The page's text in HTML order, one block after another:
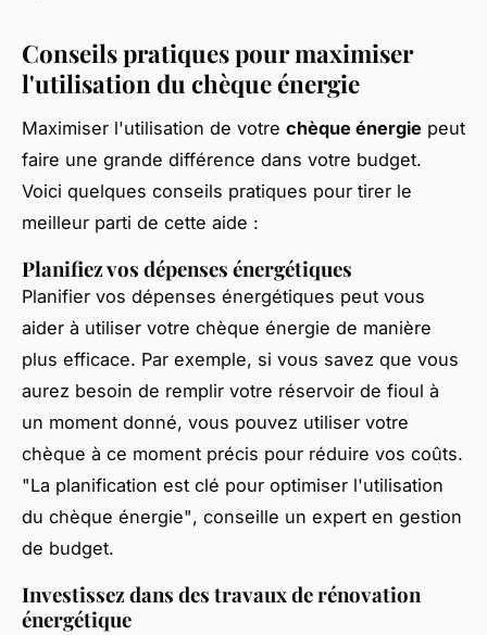
Conseils pratiques pour maximiser
l'utilisation du chèque énergie
Maximiser l'utilisation de votre chèque énergie peut
faire une grande différence dans votre budget.
Voici quelques conseils pratiques pour tirer le
meilleur parti de cette aide :
Planifiez vos dépenses énergétiques
Planifier vos dépenses énergétiques peut vous
aider à utiliser votre chèque énergie de manière
plus efficace. Par exemple, si vous savez que vous
aurez besoin de remplir votre réservoir de fioul à
un moment donné, vous pouvez utiliser votre
chèque à ce moment précis pour réduire vos coûts.
"La planification est clé pour optimiser l'utilisation
du chèque énergie", conseille un expert en gestion
de budget.
Investissez dans des travaux de rénovation
énergétique